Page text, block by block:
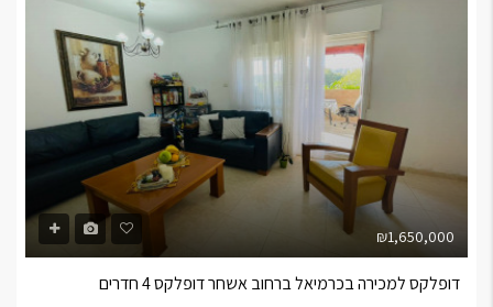
₪1,650,000
דופלקס למכירה בכרמיאל ברחוב אשחר דופלקס 4 חדרים